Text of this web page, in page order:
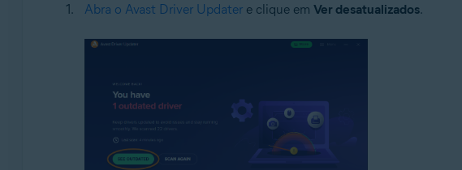
Abra o Avast Driver Updatere clique em Ver desatualizados.